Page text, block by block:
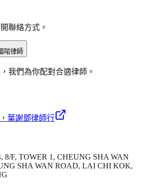
聯絡方式。
啱律師
我們為你配對合適律師。
，葉謝鄧律師行
8/F, TOWER 1, CHEUNG SHA WAN
SHA WAN ROAD, LAI CHI KOK,